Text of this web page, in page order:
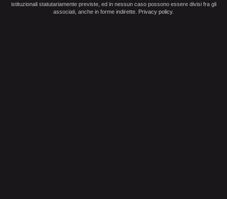
istituzionali statutariamente previste, ed in nessun caso possono essere divisi fra gli
associati, anche in forme indirette. Privacy policy.